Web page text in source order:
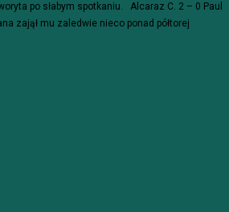
po słabym spotkaniu. Alcaraz C. 2 – 0 Paul
zajął mu zaledwie nieco ponad półtorej